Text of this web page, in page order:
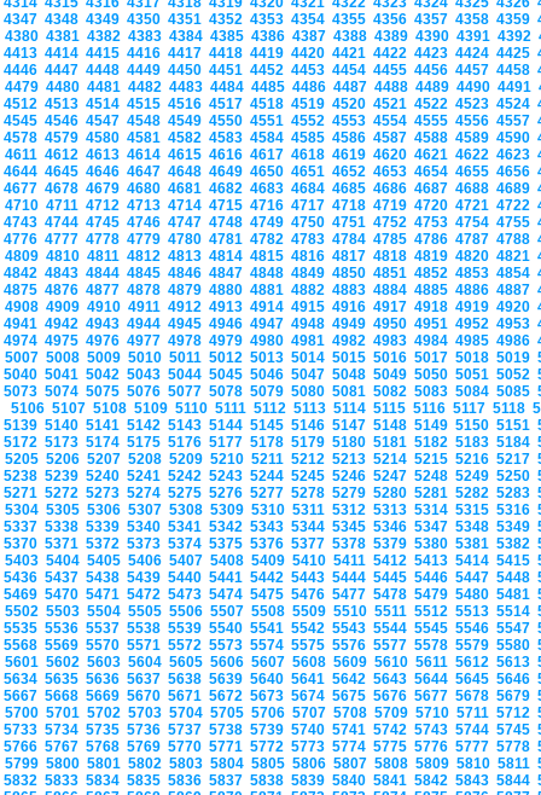
4347 4348 4349 4350 4351 4352 4353 4354 4355 4356 4357 4358 4359
4380 4381 4382 4383 4384 4385 4386 4387 4388 4389 4390 4391 4392
4413 4414 4415 4416 4417 4418 4419 4420 4421 4422 4423 4424 4425
4446 4447 4448 4449 4450 4451 4452 4453 4454 4455 4456 4457 4458
4479 4480 4481 4482 4483 4484 4485 4486 4487 4488 4489 4490 4491
4512 4513 4514 4515 4516 4517 4518 4519 4520 4521 4522 4523 4524
4545 4546 4547 4548 4549 4550 4551 4552 4553 4554 4555 4556 4557
4578 4579 4580 4581 4582 4583 4584 4585 4586 4587 4588 4589 4590
4611 4612 4613 4614 4615 4616 4617 4618 4619 4620 4621 4622 4623
4644 4645 4646 4647 4648 4649 4650 4651 4652 4653 4654 4655 4656
4677 4678 4679 4680 4681 4682 4683 4684 4685 4686 4687 4688 4689
4710 4711 4712 4713 4714 4715 4716 4717 4718 4719 4720 4721 4722
4743 4744 4745 4746 4747 4748 4749 4750 4751 4752 4753 4754 4755
4776 4777 4778 4779 4780 4781 4782 4783 4784 4785 4786 4787 4788
4809 4810 4811 4812 4813 4814 4815 4816 4817 4818 4819 4820 4821
4842 4843 4844 4845 4846 4847 4848 4849 4850 4851 4852 4853 4854
4875 4876 4877 4878 4879 4880 4881 4882 4883 4884 4885 4886 4887
4908 4909 4910 4911 4912 4913 4914 4915 4916 4917 4918 4919 4920
4941 4942 4943 4944 4945 4946 4947 4948 4949 4950 4951 4952 4953
4974 4975 4976 4977 4978 4979 4980 4981 4982 4983 4984 4985 4986
5007 5008 5009 5010 5011 5012 5013 5014 5015 5016 5017 5018 5019
5040 5041 5042 5043 5044 5045 5046 5047 5048 5049 5050 5051 5052
5073 5074 5075 5076 5077 5078 5079 5080 5081 5082 5083 5084 5085
5106 5107 5108 5109 5110 5111 5112 5113 5114 5115 5116 5117 5118
5139 5140 5141 5142 5143 5144 5145 5146 5147 5148 5149 5150 5151
5172 5173 5174 5175 5176 5177 5178 5179 5180 5181 5182 5183 5184
5205 5206 5207 5208 5209 5210 5211 5212 5213 5214 5215 5216 5217
5238 5239 5240 5241 5242 5243 5244 5245 5246 5247 5248 5249 5250
5271 5272 5273 5274 5275 5276 5277 5278 5279 5280 5281 5282 5283
5304 5305 5306 5307 5308 5309 5310 5311 5312 5313 5314 5315 5316
5337 5338 5339 5340 5341 5342 5343 5344 5345 5346 5347 5348 5349
5370 5371 5372 5373 5374 5375 5376 5377 5378 5379 5380 5381 5382
5403 5404 5405 5406 5407 5408 5409 5410 5411 5412 5413 5414 5415
5436 5437 5438 5439 5440 5441 5442 5443 5444 5445 5446 5447 5448
5469 5470 5471 5472 5473 5474 5475 5476 5477 5478 5479 5480 5481
5502 5503 5504 5505 5506 5507 5508 5509 5510 5511 5512 5513 5514
5535 5536 5537 5538 5539 5540 5541 5542 5543 5544 5545 5546 5547
5568 5569 5570 5571 5572 5573 5574 5575 5576 5577 5578 5579 5580
5601 5602 5603 5604 5605 5606 5607 5608 5609 5610 5611 5612 5613
5634 5635 5636 5637 5638 5639 5640 5641 5642 5643 5644 5645 5646
5667 5668 5669 5670 5671 5672 5673 5674 5675 5676 5677 5678 5679
5700 5701 5702 5703 5704 5705 5706 5707 5708 5709 5710 5711 5712
5733 5734 5735 5736 5737 5738 5739 5740 5741 5742 5743 5744 5745
5766 5767 5768 5769 5770 5771 5772 5773 5774 5775 5776 5777 5778
5799 5800 5801 5802 5803 5804 5805 5806 5807 5808 5809 5810 5811
5832 5833 5834 5835 5836 5837 5838 5839 5840 5841 5842 5843 5844